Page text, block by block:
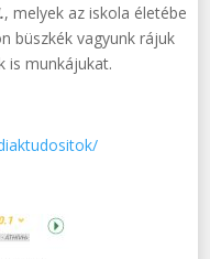
, melyek az iskola életébe
büszkék vagyunk rájuk
is munkájukat.